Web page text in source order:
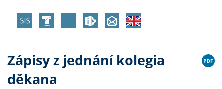
Zápisy z jednání kolegia
děkana